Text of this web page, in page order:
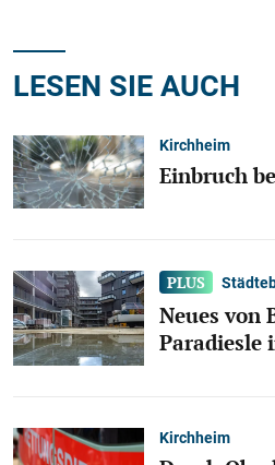
LESEN SIE AUCH
Kirchheim
Einbruch
Neues von
Paradiesle
Kirchheim